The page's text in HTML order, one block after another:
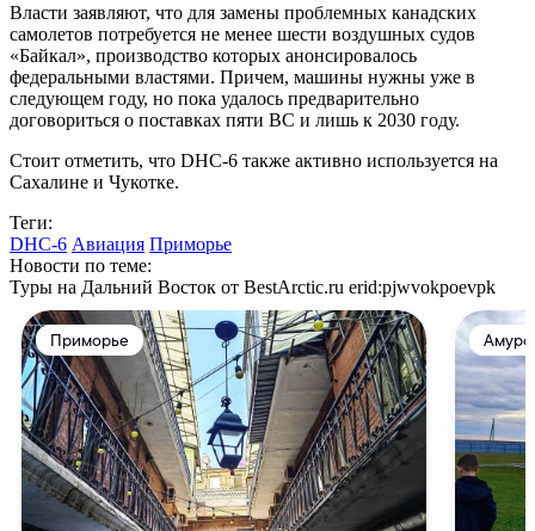
Власти заявляют, что для замены проблемных канадских
самолетов потребуется не менее шести воздушных судов
«Байкал», производство которых анонсировалось
федеральными властями. Причем, машины нужны уже в
следующем году, но пока удалось предварительно
договориться о поставках пяти ВС и лишь к 2030 году.
Стоит отметить, что DHC-6 также активно используется на
Сахалине и Чукотке.
Теги:
DHC-6 Авиация Приморье
Новости по теме:
Туры на Дальний Восток от BestArctic.ru erid:pjwvokpoevpk